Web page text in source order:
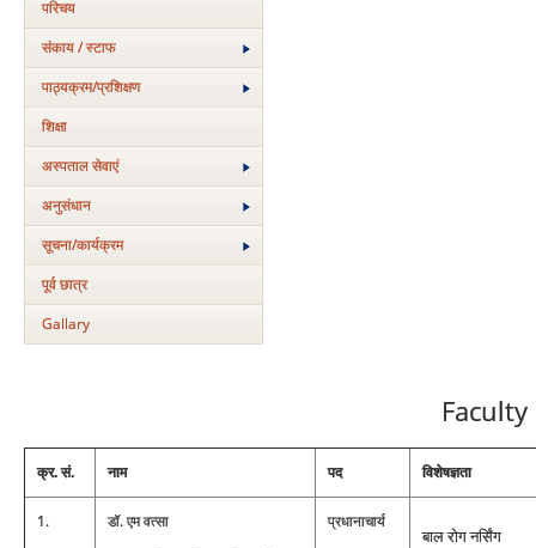
परिचय
संकाय / स्टाफ
पाठ्यक्रम/प्रशिक्षण
शिक्षा
अस्‍पताल सेवाएं
अनुसंधान
सूचना/कार्यक्रम
पूर्व छात्र
Gallary
Faculty
क्र. सं. नाम पद विशेषज्ञता
1.
डॉ. एम वत्‍सा
प्रधानाचार्य
बाल रोग नर्सिंग